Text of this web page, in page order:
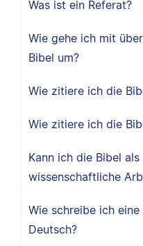
Was ist ein Referat?
Wie gehe ich mit
Bibel um?
Wie zitiere ich die
Wie zitiere ich die
Kann ich die Bibel
wissenschaftliche
Wie schreibe ich
Deutsch?